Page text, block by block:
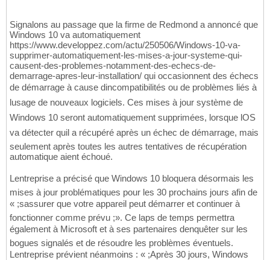
Signalons au passage que la firme de Redmond a annoncé que
Windows 10 va automatiquement
https://www.developpez.com/actu/250506/Windows-10-va-
supprimer-automatiquement-les-mises-a-jour-systeme-qui-
causent-des-problemes-notamment-des-echecs-de-
demarrage-apres-leur-installation/ qui occasionnent des échecs
de démarrage à cause dincompatibilités ou de problèmes liés à
lusage de nouveaux logiciels. Ces mises à jour système de
Windows 10 seront automatiquement supprimées, lorsque lOS
va détecter quil a récupéré après un échec de démarrage, mais
seulement après toutes les autres tentatives de récupération
automatique aient échoué.
Lentreprise a précisé que Windows 10 bloquera désormais les
mises à jour problématiques pour les 30 prochains jours afin de
« ;sassurer que votre appareil peut démarrer et continuer à
fonctionner comme prévu ;». Ce laps de temps permettra
également à Microsoft et à ses partenaires denquêter sur les
bogues signalés et de résoudre les problèmes éventuels.
Lentreprise prévient néanmoins : « ;Après 30 jours, Windows